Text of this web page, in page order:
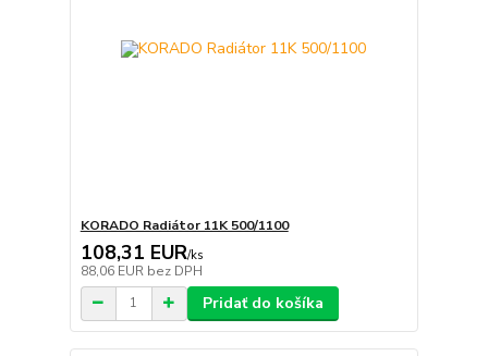
KORADO Radiátor 11K 500/1100
108,31 EUR/ks
88,06 EUR bez DPH
Pridať do košíka